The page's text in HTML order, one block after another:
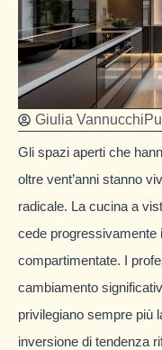
Giulia Vannucchi
Gli spazi aperti che
oltre vent’anni stanno
radicale. La cucina a
cede progressivamente
compartimentate. I
cambiamento
privilegiano sempre più
inversione di tendenza